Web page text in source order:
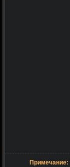
Примечание: